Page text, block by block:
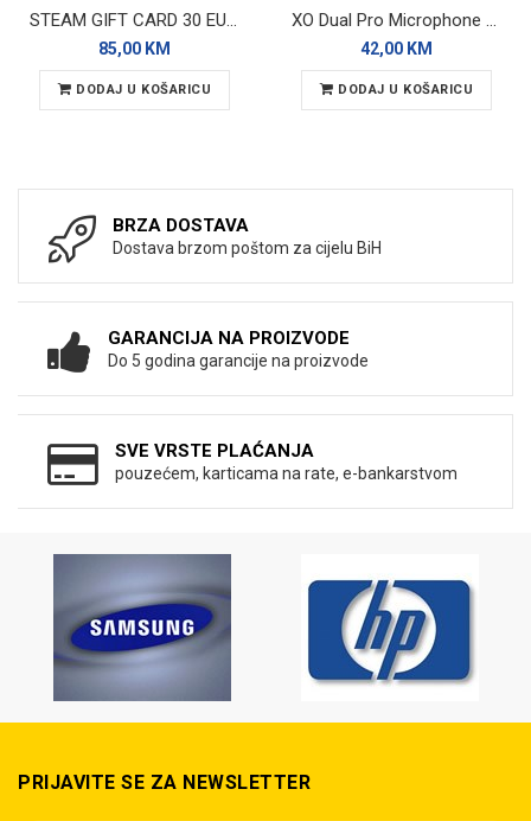
STEAM GIFT CARD 30 EUR - GLOBAL
85,00 KM
DODAJ U KOŠARICU
XO Dual Pro Microphone MC14 Wireless
42,00 KM
DODAJ U KOŠARICU
BRZA DOSTAVA
Dostava brzom poštom za cijelu BiH
GARANCIJA NA PROIZVODE
Do 5 godina garancije na proizvode
SVE VRSTE PLAĆANJA
pouzećem, karticama na rate, e-bankarstvom
PRIJAVITE SE ZA NEWSLETTER